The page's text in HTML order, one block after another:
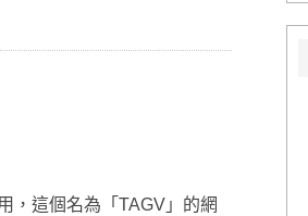
，這個名為「TAGV」的網